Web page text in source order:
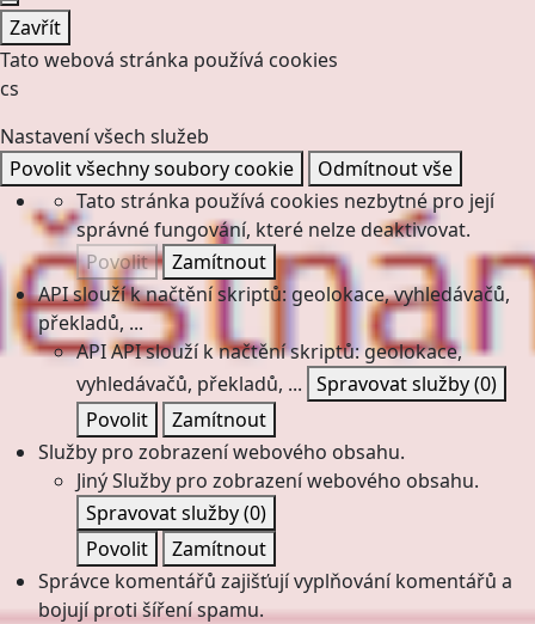
Zavřít
Tato webová stránka používá cookies
cs
Nastavení všech služeb
Povolit všechny soubory cookie
Odmítnout vše
Tato stránka používá cookies nezbytné pro její
správné fungování, které nelze deaktivovat.
Povolit
Zamítnout
API slouží k načtění skriptů: geolokace, vyhledávačů,
překladů, ...
APIAPI slouží k načtění skriptů: geolokace,
vyhledávačů, překladů, ... Spravovat služby(0)
Povolit
Zamítnout
Služby pro zobrazení webového obsahu.
JinýSlužby pro zobrazení webového obsahu.
Spravovat služby(0)
Povolit
Zamítnout
Správce komentářů zajišťují vyplňování komentářů a
bojují proti šíření spamu.